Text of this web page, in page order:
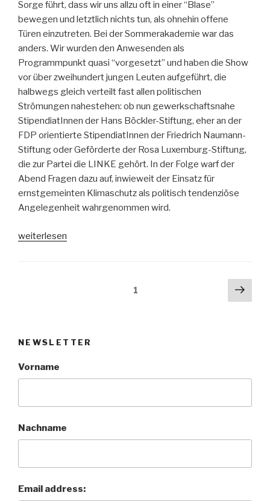
Sorge führt, dass wir uns allzu oft in einer “Blase”
bewegen und letztlich nichts tun, als ohnehin offene
Türen einzutreten. Bei der Sommerakademie war das
anders. Wir wurden den Anwesenden als
Programmpunkt quasi “vorgesetzt” und haben die Show
vor über zweihundert jungen Leuten aufgeführt, die
halbwegs gleich verteilt fast allen politischen
Strömungen nahestehen: ob nun gewerkschaftsnahe
StipendiatInnen der Hans Böckler-Stiftung, eher an der
FDP orientierte StipendiatInnen der Friedrich Naumann-
Stiftung oder Geförderte der Rosa Luxemburg-Stiftung,
die zur Partei die LINKE gehört. In der Folge warf der
Abend Fragen dazu auf, inwieweit der Einsatz für
ernstgemeinten Klimaschutz als politisch tendenziöse
Angelegenheit wahrgenommen wird.
„Wie
weiterlesen
1
NEWSLETTER
Vorname
Nachname
Email address: